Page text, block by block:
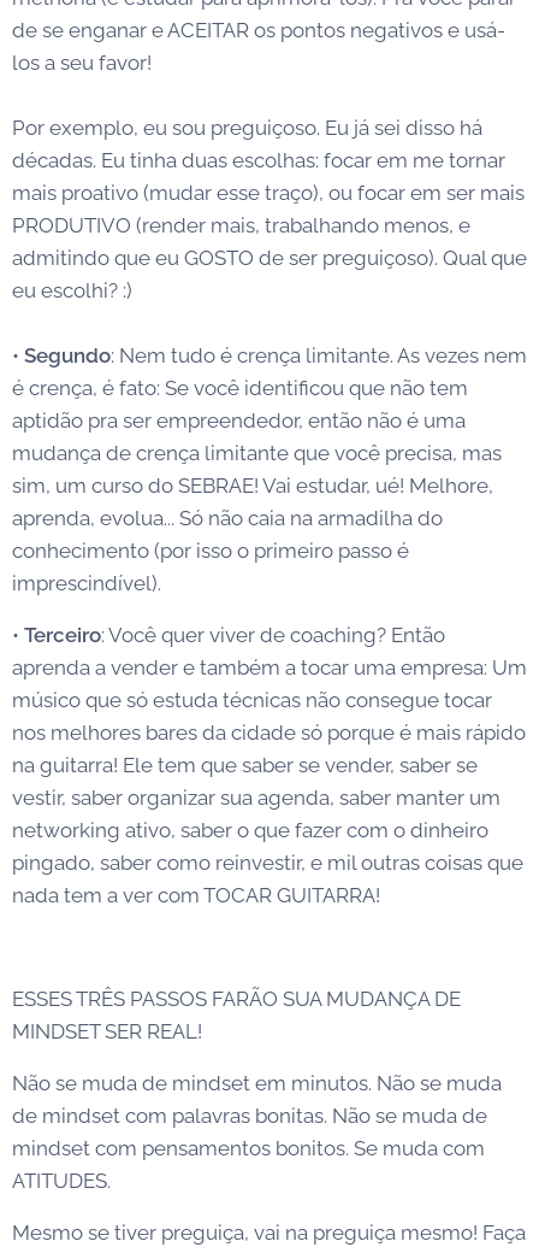
de se enganar e ACEITAR os pontos negativos e usá-
los a seu favor!
Por exemplo, eu sou preguiçoso. Eu já sei disso há
décadas. Eu tinha duas escolhas: focar em me tornar
mais proativo (mudar esse traço), ou focar em ser mais
PRODUTIVO (render mais, trabalhando menos, e
admitindo que eu GOSTO de ser preguiçoso). Qual que
eu escolhi? :)
• Segundo: Nem tudo é crença limitante. As vezes nem
é crença, é fato: Se você identificou que não tem
aptidão pra ser empreendedor, então não é uma
mudança de crença limitante que você precisa, mas
sim, um curso do SEBRAE! Vai estudar, ué! Melhore,
aprenda, evolua... Só não caia na armadilha do
conhecimento (por isso o primeiro passo é
imprescindível).
• Terceiro: Você quer viver de coaching? Então
aprenda a vender e também a tocar uma empresa: Um
músico que só estuda técnicas não consegue tocar
nos melhores bares da cidade só porque é mais rápido
na guitarra! Ele tem que saber se vender, saber se
vestir, saber organizar sua agenda, saber manter um
networking ativo, saber o que fazer com o dinheiro
pingado, saber como reinvestir, e mil outras coisas que
nada tem a ver com TOCAR GUITARRA!
ESSES TRÊS PASSOS FARÃO SUA MUDANÇA DE
MINDSET SER REAL!
Não se muda de mindset em minutos. Não se muda
de mindset com palavras bonitas. Não se muda de
mindset com pensamentos bonitos. Se muda com
ATITUDES.
Mesmo se tiver preguiça, vai na preguiça mesmo! Faça